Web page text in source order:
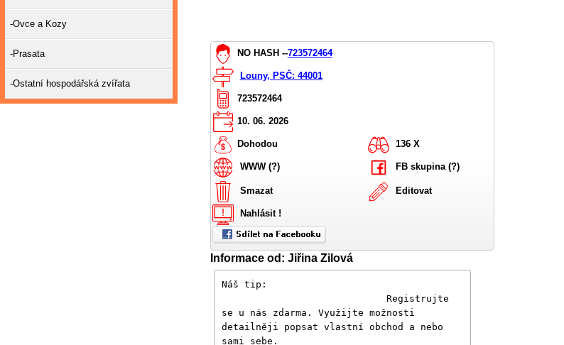
NO HASH --723572464
Louny, PSČ: 44001
723572464
10. 06. 2026
Dohodou 136 X
WWW (?) FB skupina (?)
Smazat Editovat
Nahlásit !
Informace od: Jiřina Zilová
-Ovce a Kozy
-Prasata
-Ostatní hospodářská zvířata